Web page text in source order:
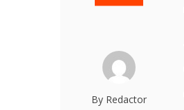
By Redactor